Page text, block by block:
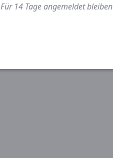
Für 14 Tage angemeldet bleiben